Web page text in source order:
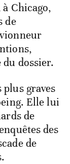
Chicago,
de
dossier.
plus graves
Elle lui
de
des
de